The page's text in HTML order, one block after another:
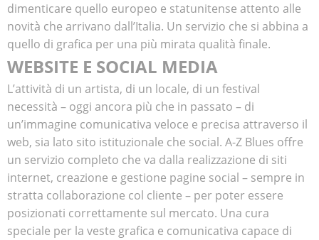
dimenticare quello europeo e statunitense attento alle
novità che arrivano dall’Italia. Un servizio che si abbina a
quello di grafica per una più mirata qualità finale.
WEBSITE E SOCIAL MEDIA
L’attività di un artista, di un locale, di un festival
necessità – oggi ancora più che in passato – di
un’immagine comunicativa veloce e precisa attraverso il
web, sia lato sito istituzionale che social. A-Z Blues offre
un servizio completo che va dalla realizzazione di siti
internet, creazione e gestione pagine social – sempre in
stratta collaborazione col cliente – per poter essere
posizionati correttamente sul mercato. Una cura
speciale per la veste grafica e comunicativa capace di